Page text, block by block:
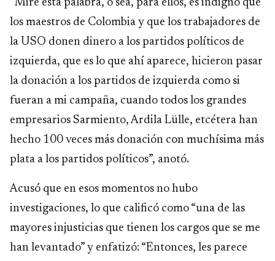
“Mire esta palabra, o sea, para ellos, es indigno que
los maestros de Colombia y que los trabajadores de
la USO donen dinero a los partidos políticos de
izquierda, que es lo que ahí aparece, hicieron pasar
la donación a los partidos de izquierda como si
fueran a mi campaña, cuando todos los grandes
empresarios Sarmiento, Ardila Lülle, etcétera han
hecho 100 veces más donación con muchísima más
plata a los partidos políticos”, anotó.
​Acusó que en esos momentos no hubo
investigaciones, lo que calificó como “una de las
mayores injusticias que tienen los cargos que se me
han levantado” y enfatizó: “Entonces, les parece